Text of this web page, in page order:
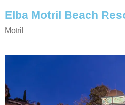
Elba Motril Beach
Motril